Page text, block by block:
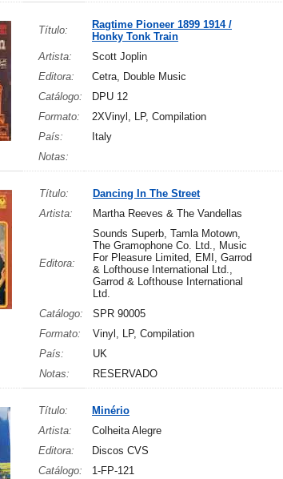
Título:
Ragtime Pioneer 1899 1914 /
Honky Tonk Train
Artista: Scott Joplin
Editora:
Cetra, Double Music
Catálogo:
DPU 12
Formato:
2XVinyl, LP, Compilation
País:
Italy
Notas:
Título: Dancing In The Street
Artista:
Martha Reeves & The Vandellas
Editora:
Sounds Superb, Tamla Motown,
The Gramophone Co. Ltd., Music
For Pleasure Limited, EMI, Garrod
& Lofthouse International Ltd.,
Garrod & Lofthouse International
Ltd.
Catálogo: SPR 90005
Formato:
Vinyl, LP, Compilation
País:
UK
Notas:
RESERVADO
Título: Minério
Artista:
Colheita Alegre
Editora:
Discos CVS
Catálogo:
1-FP-121